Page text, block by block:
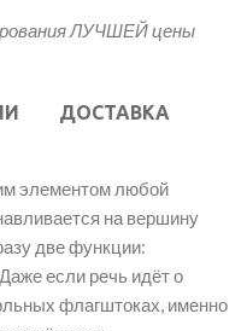
ЛУЧШЕЙ цены
ДОСТАВКА
элементом любой
на вершину
две функции:
если речь идёт о
флагштоках, именно